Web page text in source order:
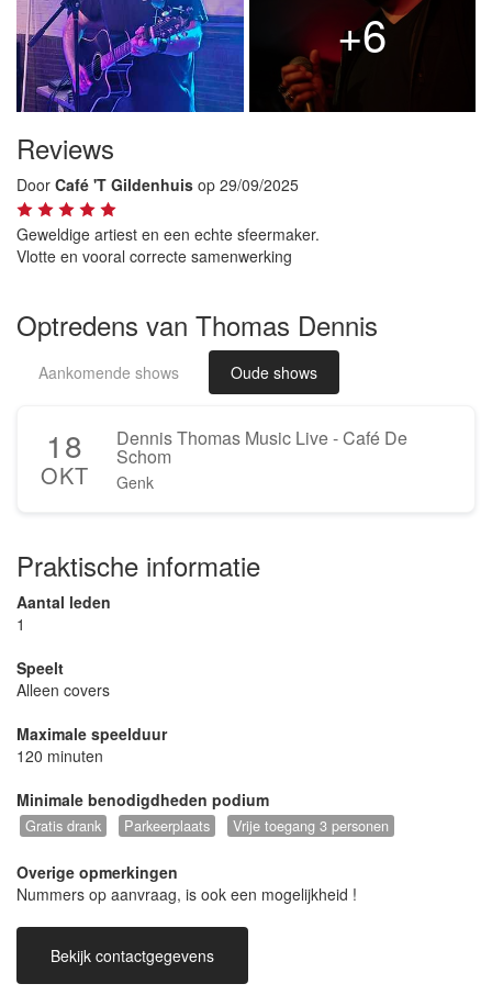
+6
Reviews
Door Café 'T Gildenhuis op 29/09/2025
Geweldige artiest en een echte sfeermaker.
Vlotte en vooral correcte samenwerking
Optredens van Thomas Dennis
Aankomende shows Oude shows
18
OKT
Dennis Thomas Music Live - Café De
Schom
Genk
Praktische informatie
Aantal leden
1
Speelt
Alleen covers
Maximale speelduur
120 minuten
Minimale benodigdheden podium
Gratis drank Parkeerplaats Vrije toegang 3 personen
Overige opmerkingen
Nummers op aanvraag, is ook een mogelijkheid !
Bekijk contactgegevens